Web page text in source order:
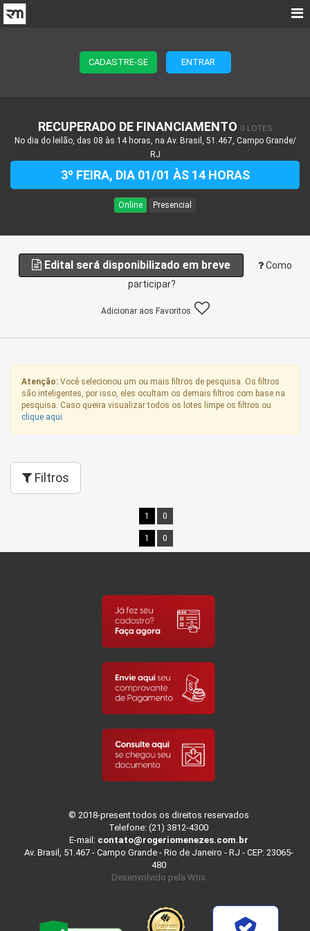
CADASTRE-SE ENTRAR
RECUPERADO DE FINANCIAMENTO 0 LOTES
No dia do leilão, das 08 às 14 horas, na Av. Brasil, 51.467, Campo Grande/
RJ
3º FEIRA, DIA 01/01 ÀS 14 HORAS
Online Presencial
Edital será disponibilizado em breve
Como
participar?
Adicionar aos Favoritos
Atenção: Você selecionou um ou mais filtros de pesquisa. Os filtros
são inteligentes, por isso, eles ocultam os demais filtros com base na
pesquisa. Caso queira visualizar todos os lotes limpe os filtros ou
clique aqui
Filtros
1 0
1 0
© 2018-present todos os direitos reservados
Telefone: (21) 3812-4300
E-mail: contato@rogeriomenezes.com.br
Av. Brasil, 51.467 - Campo Grande - Rio de Janeiro - RJ - CEP: 23065-
480
Desenvolvido pela Wtis